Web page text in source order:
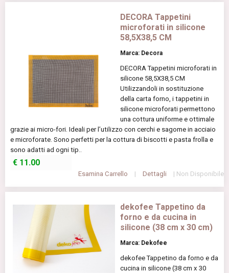
DECORA Tappetini
microforati in silicone
58,5X38,5 CM
Marca: Decora
DECORA Tappetini microforati in
silicone 58,5X38,5 CM
Utilizzandoli in sostituzione
della carta forno, i tappetini in
silicone microforati permettono
una cottura uniforme e ottimale
grazie ai micro-fori. Ideali per l’utilizzo con cerchi e sagome in acciaio
e microforate. Sono perfetti per la cottura di biscotti e pasta frolla e
sono adatti ad ogni tip..
€ 11.00
Esamina Carrello | Dettagli | Non Disponibile
dekofee Tappetino da
forno e da cucina in
silicone (38 cm x 30 cm)
Marca: Dekofee
dekofee Tappetino da forno e da
cucina in silicone (38 cm x 30